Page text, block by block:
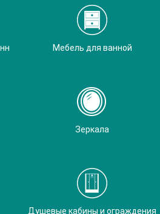
Мебель для ванной
Зеркала
Душевые кабины и ограждения